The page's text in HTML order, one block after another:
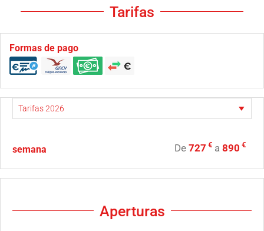
Tarifas
Formas de pago
semana De 727 € a 890 €
Aperturas